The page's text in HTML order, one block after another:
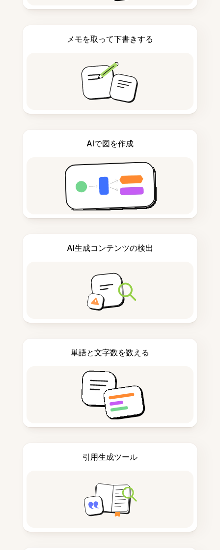
メモを取って下書きする
AIで図を作成
AI生成コンテンツの検出
単語と文字数を数える
引用生成ツール